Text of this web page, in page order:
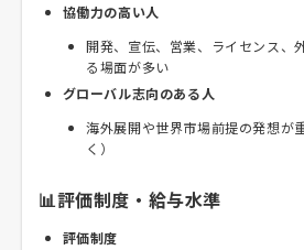
協働力の高い人
開発、宣伝、営業、ライセンス、
る場面が多い
グローバル志向のある人
海外展開や世界市場前提の発想が
く）
📊評価制度・給与水準
評価制度